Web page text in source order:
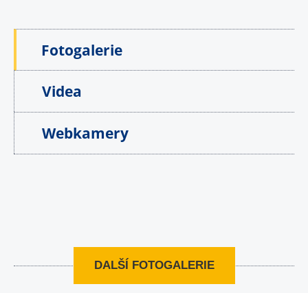
Fotogalerie
Videa
Webkamery
DALŠÍ FOTOGALERIE